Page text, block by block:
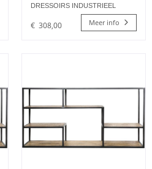
DRESSOIRS INDUSTRIEEL
€ 308,00 Meer info